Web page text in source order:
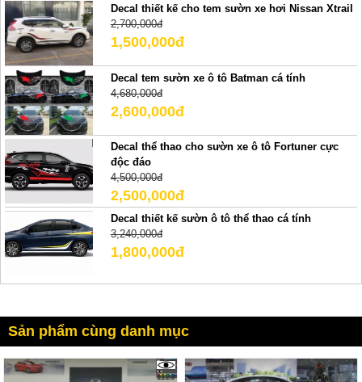
Decal thiết kế cho tem sườn xe hơi Nissan Xtrail
2,700,000đ
1,500,000đ
Decal tem sườn xe ô tô Batman cá tính
4,680,000đ
2,600,000đ
Decal thể thao cho sườn xe ô tô Fortuner cực
độc đáo
4,500,000đ
2,500,000đ
Decal thiết kế sườn ô tô thể thao cá tính
3,240,000đ
1,800,000đ
Sản phẩm cùng danh mục
1123